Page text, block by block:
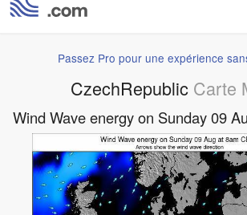
Passez Pro pour une expérience
CzechRepublic Carte
Wind Wave energy on Sunday 09